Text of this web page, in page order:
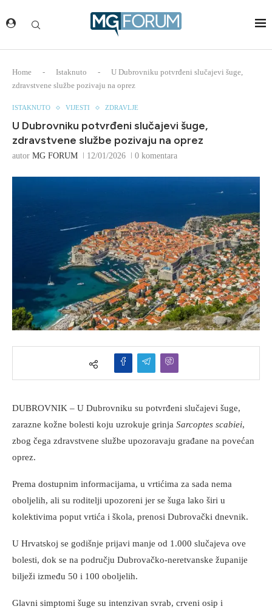
Home - Istaknuto -
U Dubrovniku potvrđeni slučajevi šuge,
zdravstvene službe pozivaju na oprez
ISTAKNUTO VIJESTI ZDRAVLJE
U Dubrovniku potvrđeni slučajevi šuge,
zdravstvene službe pozivaju na oprez
autor MG FORUM 12/01/2026 0 komentara
DUBROVNIK – U Dubrovniku su potvrđeni slučajevi šuge,
zarazne kožne bolesti koju uzrokuje grinja Sarcoptes scabiei,
zbog čega zdravstvene službe upozoravaju građane na povećan
oprez.
Prema dostupnim informacijama, u vrtićima za sada nema
oboljelih, ali su roditelji upozoreni jer se šuga lako širi u
kolektivima poput vrtića i škola, prenosi Dubrovački dnevnik.
U Hrvatskoj se godišnje prijavi manje od 1.000 slučajeva ove
bolesti, dok se na području Dubrovačko-neretvanske županije
bilježi između 50 i 100 oboljelih.
Glavni simptomi šuge su intenzivan svrab, crveni osip i